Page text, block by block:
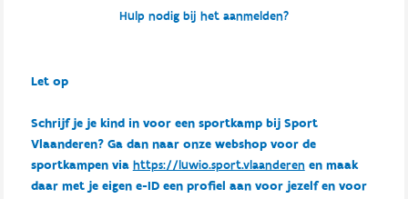
Hulp nodig bij het aanmelden?
Let op
Schrijf je je kind in voor een sportkamp bij Sport
Vlaanderen? Ga dan naar onze webshop voor de
sportkampen via https://luwio.sport.vlaanderenen maak
daar met je eigen e-ID een profiel aan voor jezelf en voor